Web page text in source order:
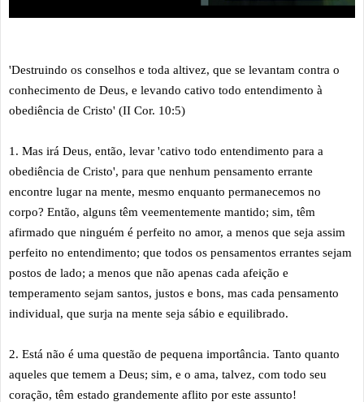
'Destruindo os conselhos e toda altivez, que se levantam contra o
conhecimento de Deus, e levando cativo todo entendimento à
obediência de Cristo' (II Cor. 10:5)
1. Mas irá Deus, então, levar 'cativo todo entendimento para a
obediência de Cristo', para que nenhum pensamento errante
encontre lugar na mente, mesmo enquanto permanecemos no
corpo? Então, alguns têm veementemente mantido; sim, têm
afirmado que ninguém é perfeito no amor, a menos que seja assim
perfeito no entendimento; que todos os pensamentos errantes sejam
postos de lado; a menos que não apenas cada afeição e
temperamento sejam santos, justos e bons, mas cada pensamento
individual, que surja na mente seja sábio e equilibrado.
2. Está não é uma questão de pequena importância. Tanto quanto
aqueles que temem a Deus; sim, e o ama, talvez, com todo seu
coração, têm estado grandemente aflito por este assunto!